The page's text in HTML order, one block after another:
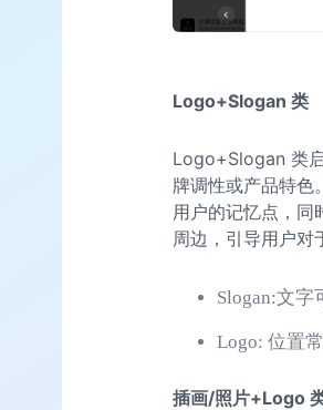
Logo+Slogan 类
Logo+Slogan 类
牌调性或产品特
用户的记忆点，
周边，引导用户对
Slogan:文字
Logo: 位置
插画/照片+Logo